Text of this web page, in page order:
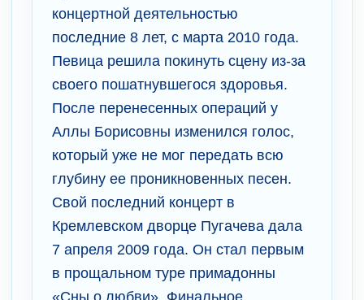
концертной деятельностью
последние 8 лет, с марта 2010 года.
Певица решила покинуть сцену из-за
своего пошатнувшегося здоровья.
После перенесенных операций у
Аллы Борисовны изменился голос,
который уже не мог передать всю
глубину ее проникновенных песен.
Свой последний концерт в
Кремлевском дворце Пугачева дала
7 апреля 2009 года. Он стал первым
в прощальном туре примадонны